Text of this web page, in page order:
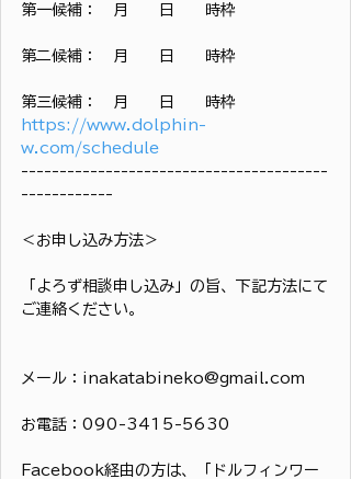
第一候補：　月　　日　　時枠
第二候補：　月　　日　　時枠
第三候補：　月　　日　　時枠
https://www.dolphin-
w.com/schedule
----------------------------------------
------------
＜お申し込み方法＞
「よろず相談申し込み」の旨、下記方法にて
ご連絡ください。
メール：inakatabineko@gmail.com
お電話：090-3415-5630
Facebook経由の方は、「ドルフィンワー